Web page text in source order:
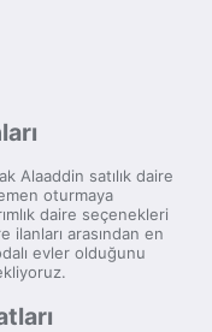
Alaaddin satılık daire
oturmaya
daire seçenekleri
ilanları arasından en
evler olduğunu